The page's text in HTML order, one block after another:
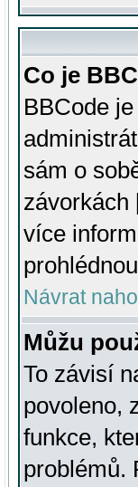
Co je
BBCode
sám o
závorkách
více
Návrat
Můžu
To závisí
povoleno,
funkce,
problémů.